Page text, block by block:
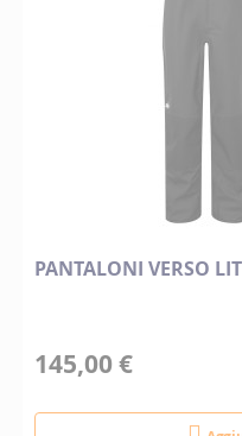
PANTALONI VERSO
145,00 €